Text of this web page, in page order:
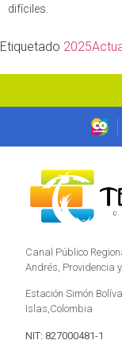
difíciles.
Etiquetado 2025
Canal Público
Andrés, Providencia
Estación Simón
Islas,Colombia
NIT: 827000481-1